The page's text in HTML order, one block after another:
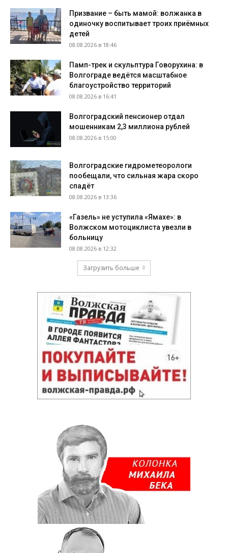
Призвание – быть мамой: волжанка в
одиночку воспитывает троих приёмных
детей
08.08.2026 в 18:46
Памп-трек и скульптура Говорухина: в
Волгограде ведётся масштабное
благоустройство территорий
08.08.2026 в 16:41
Волгоградский пенсионер отдал
мошенникам 2,3 миллиона рублей
08.08.2026 в 15:00
Волгоградские гидрометеорологи
пообещали, что сильная жара скоро
спадёт
08.08.2026 в 13:36
«Газель» не уступила «Ямахе»: в
Волжском мотоциклиста увезли в
больницу
08.08.2026 в 12:32
Загрузить больше